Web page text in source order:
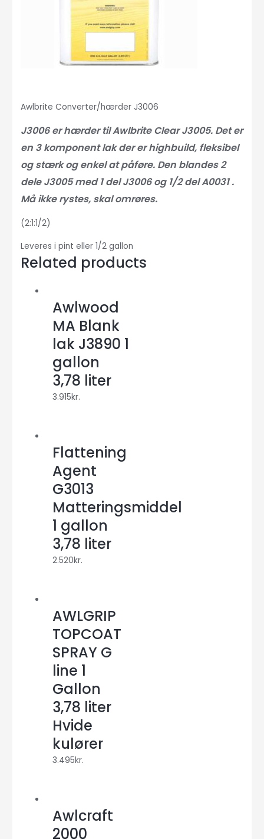
Awlbrite Converter/hærder J3006
J3006 er hærder til Awlbrite Clear J3005. Det er
en 3 komponent lak der er highbuild, fleksibel
og stærk og enkel at påføre. Den blandes 2
dele J3005 med 1 del J3006 og 1/2 del A0031 .
Må ikke rystes, skal omrøres.
(2:1:1/2)
Leveres i pint eller 1/2 gallon
Related products
Awlwood
MA Blank
lak J3890 1
gallon
3,78 liter
3.915kr.
Flattening
Agent
G3013
Matteringsmiddel
1 gallon
3,78 liter
2.520kr.
AWLGRIP
TOPCOAT
SPRAY G
line 1
Gallon
3,78 liter
Hvide
kulører
3.495kr.
Awlcraft
2000